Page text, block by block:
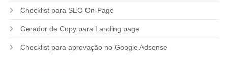
Checklist para SEO On-Page
Gerador de Copy para Landing page
Checklist para aprovação no Google Adsense